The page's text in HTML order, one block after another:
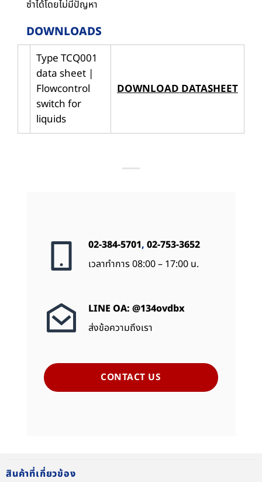
ซ้ำได้โดยไม่มีปัญหา
DOWNLOADS
Type TCQ001
data sheet |
Flowcontrol
switch for
liquids
DOWNLOAD DATASHEET
02-384-5701, 02-753-3652
เวลาทำการ 08:00 – 17:00 น.
LINE OA: @134ovdbx
ส่งข้อความถึงเรา
CONTACT US
สินค้าที่เกี่ยวข้อง